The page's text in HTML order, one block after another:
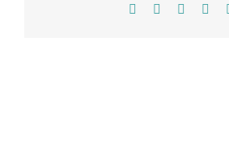
Facebook
Twitter
Reddit
LinkedIn